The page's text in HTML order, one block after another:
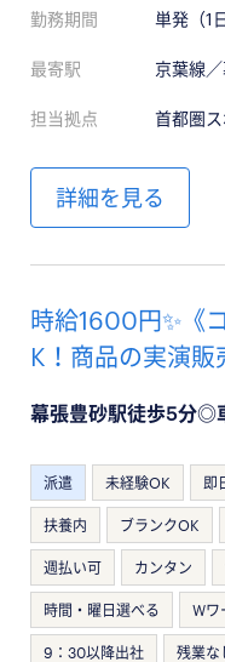
勤務期間 単発（1
最寄駅 京葉線
担当拠点 首都圏
詳細を見る
時給1600円✨《
K！商品の実演販
幕張豊砂駅徒歩5分◎
派遣 未経験OK 即
扶養内 ブランクOK
週払い可 カンタン
時間・曜日選べる Wワ
9：30以降出社 残業な